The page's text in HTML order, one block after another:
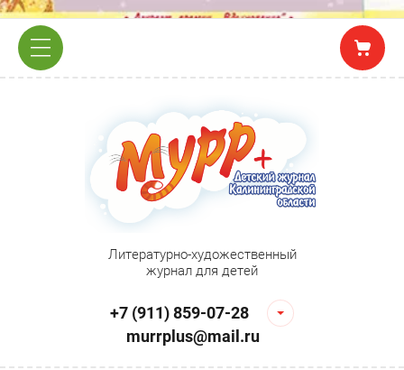
Литературно-художественный
журнал для детей
+7 (911) 859-07-28
murrplus@mail.ru